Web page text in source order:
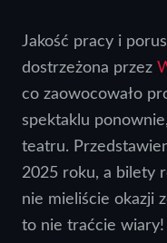
Jakość pracy i
dostrzeżona przez
co zaowocowało
spektaklu
teatru.
2025 roku, a bilety
nie mieliście okazji
to nie traćcie wiary!